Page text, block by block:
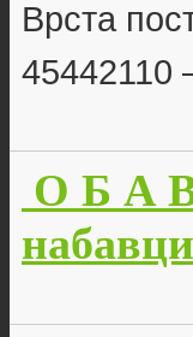
Врста
45442110
О Б А В